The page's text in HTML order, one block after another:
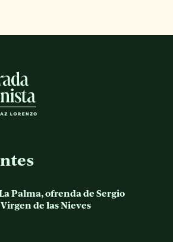
Palma, ofrenda de Sergio
de las Nieves